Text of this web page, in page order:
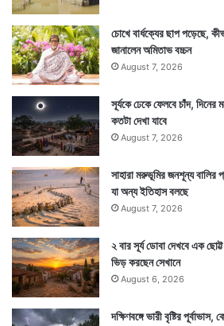
চোখে বার্ধক্যের ছাপ পড়েছে,
জানালেন অমিতাভ বচ্চন
August 7, 2026
সূর্যকে ঢেকে ফেলবে চাঁদ,
কতটা দেখা যাবে
August 7, 2026
সাহারা মরুভূমির জনশূন্য বালির
যা অন্য ইতিহাস বলছে
August 7, 2026
২ বার সূর্য ডোবা দেখবে এক
ভিড় করছেন সেখানে
August 6, 2026
দক্ষিণবঙ্গে ভারী বৃষ্টির